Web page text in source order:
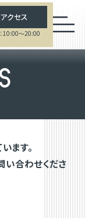
アクセス
10:00～20:00
ます。
合わせくださ